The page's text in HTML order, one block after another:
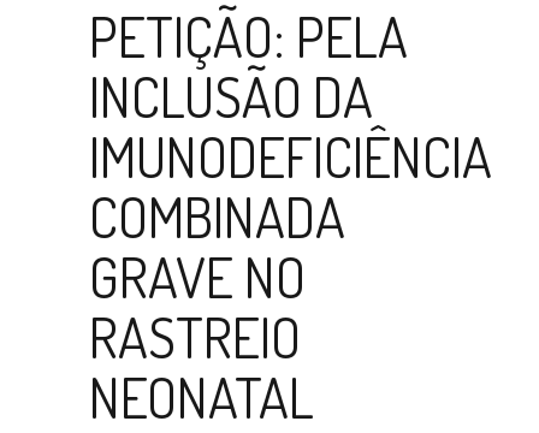
PETIÇÃO: PELA
INCLUSÃO DA
IMUNODEFICIÊNCIA
COMBINADA
GRAVE NO
RASTREIO
NEONATAL